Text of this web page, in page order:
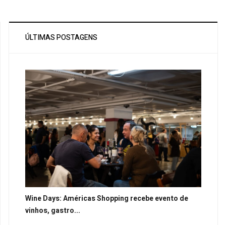
ÚLTIMAS POSTAGENS
Wine Days: Américas Shopping recebe evento de
vinhos, gastro...